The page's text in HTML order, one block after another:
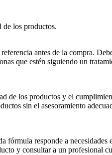
de los productos.
antes de la compra.
que estén siguiendo un
de los productos y el
sin el asesoramiento
responde a necesidades
y consultar a un profesional